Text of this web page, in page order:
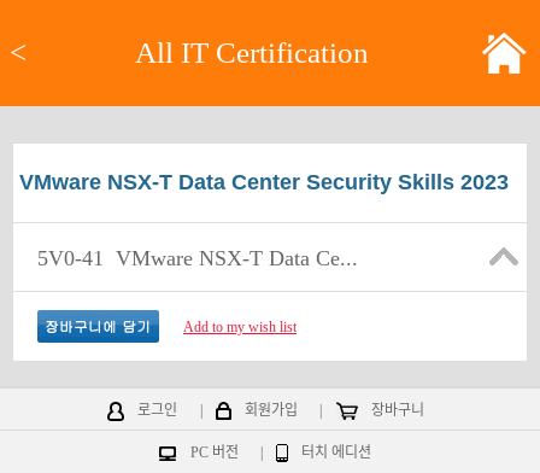
< All IT Certification
VMware NSX-T Data Center Security Skills 2023
5V0-41 VMware NSX-T Data Ce...
Add to my wish list
로그인 회원가입 장바구니
PC 버전 터치 에디션